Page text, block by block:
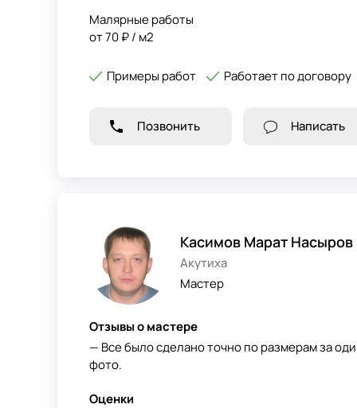
Малярные работы
от 70 ₽ / м2
Примеры работ Работает по договору
Позвонить Написать
Касимов Марат Насыров
Акутиха
Мастер
Отзывы о мастере
— Все было сделано точно по размерам за
фото.
Оценки